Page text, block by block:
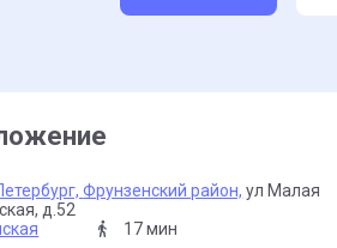
Фрунзенский район, ул Малая
д.52
17 мин